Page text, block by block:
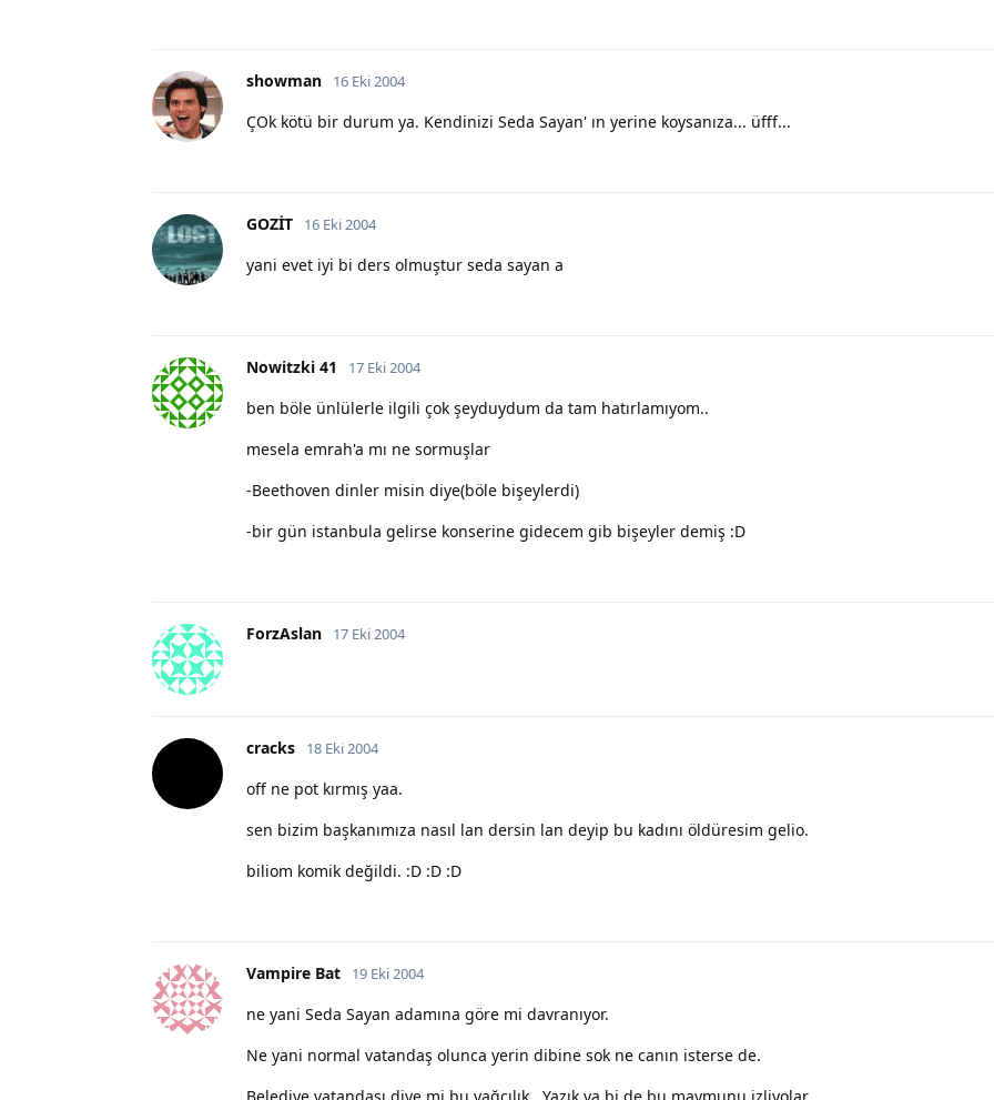
showman 16 Eki 2004
ÇOk kötü bir durum ya. Kendinizi Seda Sayan' ın yerine koysanıza... üfff...
GOZİT 16 Eki 2004
yani evet iyi bi ders olmuştur seda sayan a
Nowitzki 41 17 Eki 2004
ben böle ünlülerle ilgili çok şeyduydum da tam hatırlamıyom..
mesela emrah'a mı ne sormuşlar
-Beethoven dinler misin diye(böle bişeylerdi)
-bir gün istanbula gelirse konserine gidecem gib bişeyler demiş :D
ForzAslan 17 Eki 2004
cracks 18 Eki 2004
off ne pot kırmış yaa.
sen bizim başkanımıza nasıl lan dersin lan deyip bu kadını öldüresim gelio.
biliom komik değildi. :D :D :D
Vampire Bat 19 Eki 2004
ne yani Seda Sayan adamına göre mi davranıyor.
Ne yani normal vatandaş olunca yerin dibine sok ne canın isterse de.